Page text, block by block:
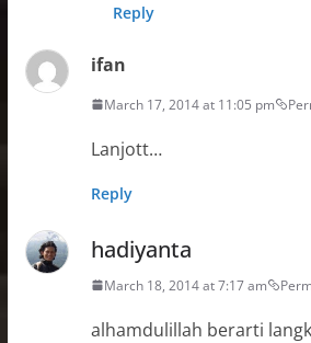
Reply
ifan
March 17, 2014 at 11:05 pm
Lanjott…
Reply
hadiyanta
March 18, 2014 at 7:17 am
alhamdulillah berarti